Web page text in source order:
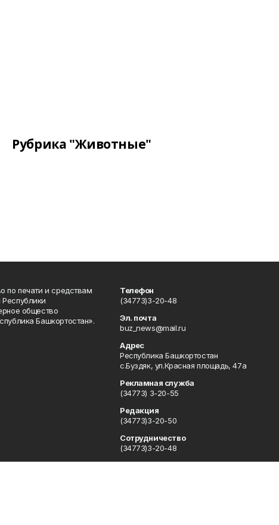
Рубрика "Животные"
по печати и средствам
общество
Башкортостан».
Телефон
(34773)3-20-48
Эл. почта
buz_news@mail.ru
Адрес
Республика Башкортостан
с.Буздяк, ул.Красная площадь, 47а
Рекламная служба
(34773) 3-20-55
Редакция
(34773)3-20-50
Сотрудничество
(34773)3-20-48